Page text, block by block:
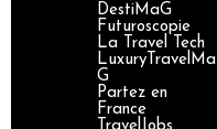
DestiMaG
Futuroscopie
La Travel Tech
LuxuryTravelMa
G
Partez en
France